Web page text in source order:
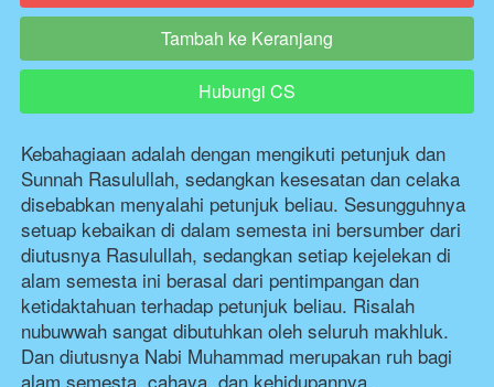
`
Tambah ke Keranjang
`Hubungi CS
Kebahagiaan adalah dengan mengikuti petunjuk dan
Sunnah Rasulullah, sedangkan kesesatan dan celaka
disebabkan menyalahi petunjuk beliau. Sesungguhnya
setuap kebaikan di dalam semesta ini bersumber dari
diutusnya Rasulullah, sedangkan setiap kejelekan di
alam semesta ini berasal dari pentimpangan dan
ketidaktahuan terhadap petunjuk beliau. Risalah
nubuwwah sangat dibutuhkan oleh seluruh makhluk.
Dan diutusnya Nabi Muhammad merupakan ruh bagi
alam semesta, cahaya, dan kehidupannya.